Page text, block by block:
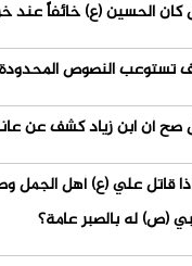
كان الحسين (ع) خائفاً عند
تستوعب النصوص المحدودة
أن ابن زياد كشف عن
قاتل علي (ع) أهل الجمل
(ص) له بالصبر عامة؟